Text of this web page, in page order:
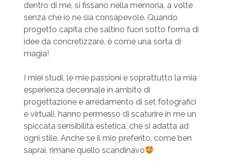
dentro di me, si fissano nella memoria, a volte
senza che io ne sia consapevole. Quando
progetto capita che saltino fuori sotto forma di
idee da concretizzare, è come una sorta di
magia!
I miei studi, le mie passioni e soprattutto la mia
esperienza decennale in ambito di
progettazione e arredamento di set fotografici
e virtuali, hanno permesso di scaturire in me un
spiccata sensibilità estetica, che si adatta ad
ogni stile. Anche se il mio preferito, come ben
saprai, rimane quello scandinavo